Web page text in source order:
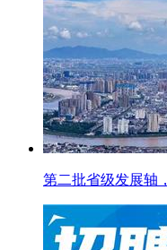
第二批省级发展轴